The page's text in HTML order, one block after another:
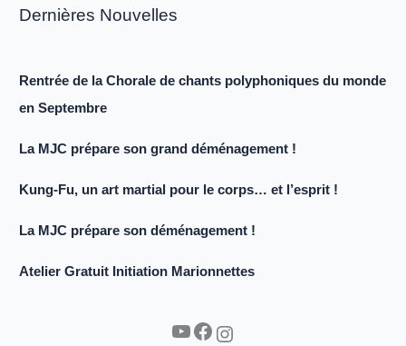
Dernières Nouvelles
Rentrée de la Chorale de chants polyphoniques du monde
en Septembre
La MJC prépare son grand déménagement !
Kung-Fu, un art martial pour le corps… et l’esprit !
La MJC prépare son déménagement !
Atelier Gratuit Initiation Marionnettes
YouTube Facebook Instagram